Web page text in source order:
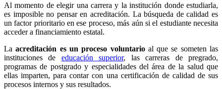
Al momento de elegir una carrera y la institución donde estudiarla,
es imposible no pensar en acreditación. La búsqueda de calidad es
un factor prioritario en ese proceso, más aún si el estudiante necesita
acceder a financiamiento estatal.
La acreditación es un proceso voluntarioal que se someten las
instituciones de educación superior, las carreras de pregrado,
programas de postgrado y especialidades del área de la salud que
ellas imparten, para contar con una certificación de calidad de sus
procesos internos y sus resultados.